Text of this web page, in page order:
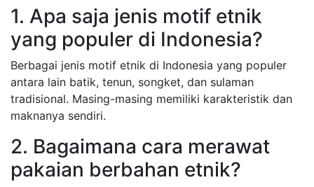
1. Apa saja jenis motif etnik
yang populer di Indonesia?
Berbagai jenis motif etnik di Indonesia yang populer
antara lain batik, tenun, songket, dan sulaman
tradisional. Masing-masing memiliki karakteristik dan
maknanya sendiri.
2. Bagaimana cara merawat
pakaian berbahan etnik?